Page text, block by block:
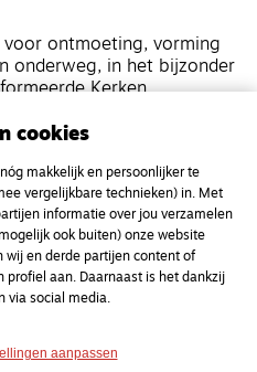
ontmoeting, vorming
onderweg, in het bijzonder
Kerken.
cookies
makkelijk en persoonlijker te
vergelijkbare technieken) in. Met
informatie over jou verzamelen
ook buiten) onze website
wij en derde partijen content of
profiel aan. Daarnaast is het dankzij
via social media.
aanpassen